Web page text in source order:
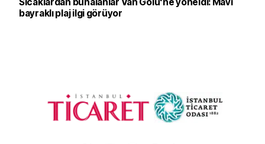
bayraklı plaj ilgi görüyor